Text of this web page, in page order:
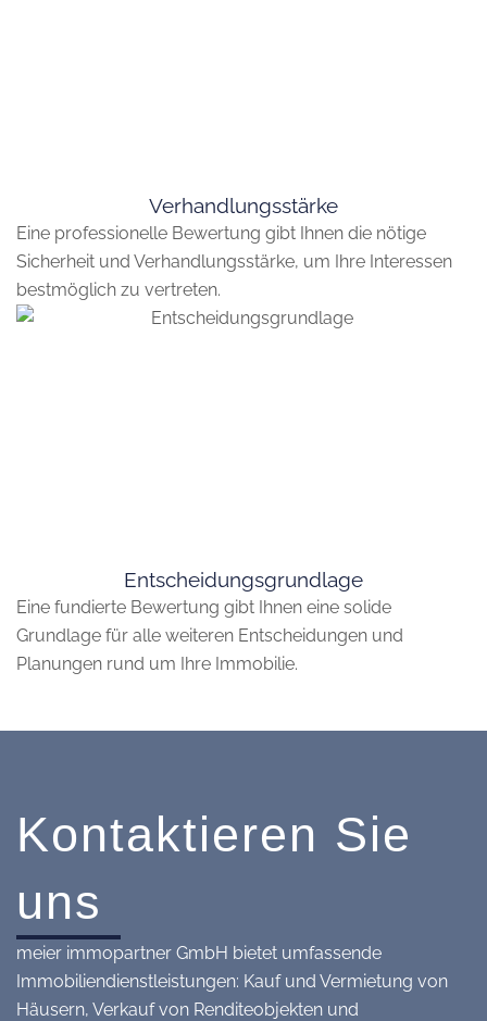
Verhandlungsstärke
Eine professionelle Bewertung gibt Ihnen die nötige
Sicherheit und Verhandlungsstärke, um Ihre Interessen
bestmöglich zu vertreten.
Entscheidungsgrundlage
Eine fundierte Bewertung gibt Ihnen eine solide
Grundlage für alle weiteren Entscheidungen und
Planungen rund um Ihre Immobilie.
Kontaktieren Sie
uns
meier immopartner GmbH bietet umfassende
Immobiliendienstleistungen: Kauf und Vermietung von
Häusern, Verkauf von Renditeobjekten und